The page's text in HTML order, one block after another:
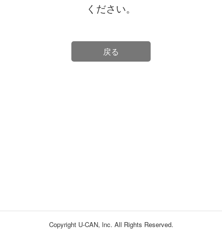
ください。
戻る
Copyright U-CAN, lnc. All Rights Reserved.